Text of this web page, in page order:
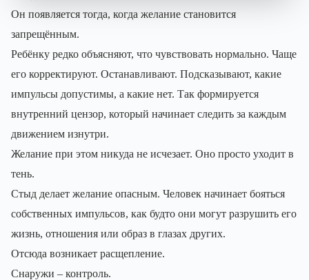
Он появляется тогда, когда желание становится
запрещённым.
Ребёнку редко объясняют, что чувствовать нормально. Чаще
его корректируют. Останавливают. Подсказывают, какие
импульсы допустимы, а какие нет. Так формируется
внутренний цензор, который начинает следить за каждым
движением изнутри.
Желание при этом никуда не исчезает. Оно просто уходит в
тень.
Стыд делает желание опасным. Человек начинает бояться
собственных импульсов, как будто они могут разрушить его
жизнь, отношения или образ в глазах других.
Отсюда возникает расщепление.
Снаружи – контроль.